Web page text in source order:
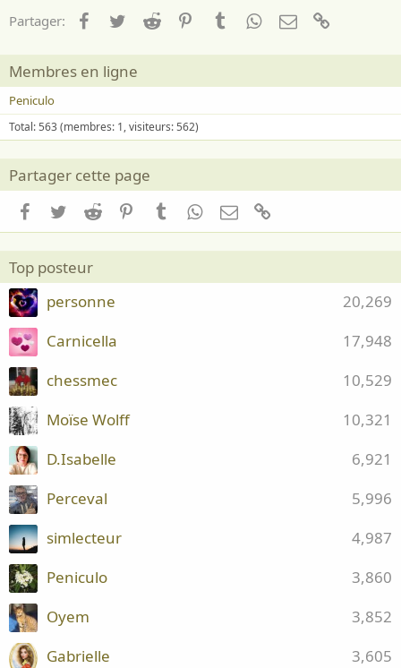
Partager: Facebook
TwitterReddit PinterestTumblrWhatsApp
Email
Membres en ligne
Peniculo
Total: 563 (membres: 1, visiteurs: 562)
Partager cette page
Facebook
TwitterReddit PinterestTumblrWhatsApp
Email
Top posteur
20,269
personne
17,948
Carnicella
10,529
chessmec
10,321
Moïse Wolff
6,921
D.Isabelle
5,996
Perceval
4,987
simlecteur
3,860
Peniculo
3,852
Oyem
3,605
Gabrielle